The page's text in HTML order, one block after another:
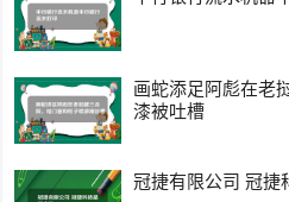
画蛇添足阿彪在老
漆被吐槽
冠捷有限公司 冠捷